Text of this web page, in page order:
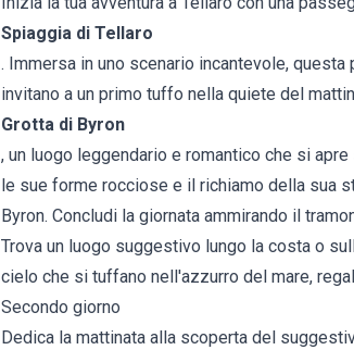
Spiaggia di Tellaro
. Immersa in uno scenario incantevole,
invitano a un primo tuffo nella quiete del
Grotta di Byron
, un luogo leggendario e romantico che si
le sue forme rocciose e il richiamo della sua
Byron. Concludi la giornata ammirando il
Trova un luogo suggestivo lungo la costa o
cielo che si tuffano nell'azzurro del mare,
Secondo giorno
Dedica la mattinata alla scoperta del